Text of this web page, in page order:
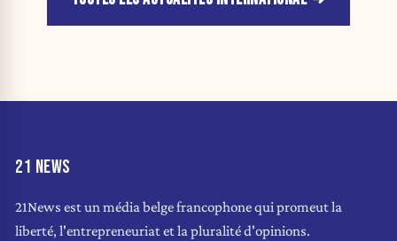
21 NEWS
21News est un média belge francophone qui promeut la
liberté, l'entrepreneuriat et la pluralité d'opinions.